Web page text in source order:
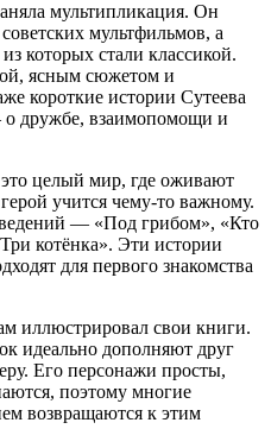
мультипликация. Он
мультфильмов, а
которых стали классикой.
ясным сюжетом и
короткие истории Сутеева
дружбе, взаимопомощи и
целый мир, где оживают
учится чему-то важному.
— «Под грибом», «Кто
котёнка». Эти истории
для первого знакомства
иллюстрировал свои книги.
идеально дополняют друг
Его персонажи просты,
поэтому многие
возвращаются к этим